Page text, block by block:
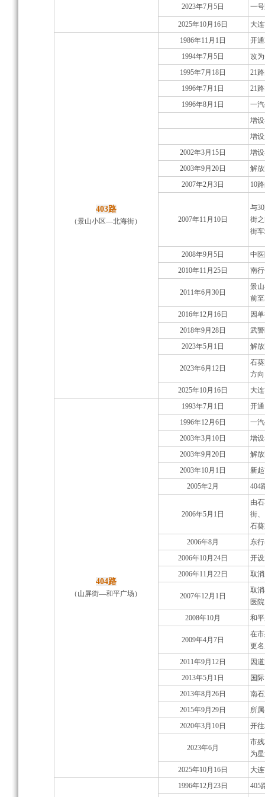
2023年7月5日 一
2025年10月16日 大
403路
（景山小区—北海街）
1986年11月1日
开
1994年7月5日
改
1995年7月18日
21
1996年7月1日
21
1996年8月1日
一
增
增
2002年3月15日
增
2003年9月20日
解
2007年2月3日
10
2007年11月10日
与
街
街
2008年9月5日
中
2010年11月25日
南
2011年6月30日
景
前
2016年12月16日
因
2018年9月28日
武
2023年5月1日
解
2023年6月12日
石
方
2025年10月16日
大
404路
（山屏街—和平广场）
1993年7月1日
开
1996年12月6日
一
2003年3月10日
增
2003年9月20日
解
2003年10月1日
新
2005年2月
404
2006年5月1日
由
街
石
2006年8月
东
2006年10月24日
开
2006年11月22日
取
2007年12月1日
取
医
2008年10月
和
2009年4月7日
在
更
2011年9月12日
因
2013年5月1日
国
2013年8月26日
南
2015年9月29日
所
2020年3月10日
开
2023年6月
市
为
2025年10月16日
大
1996年12月23日
405